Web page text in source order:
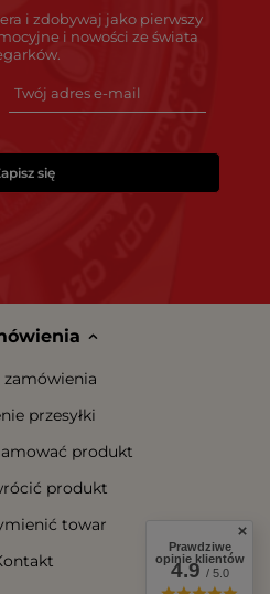
i zdobywaj jako pierwszy
i nowości ze świata
się
zamówienia
przesyłki
produkt
produkt
towar
Prawdziwe
opinie klientów
4.9/ 5.0